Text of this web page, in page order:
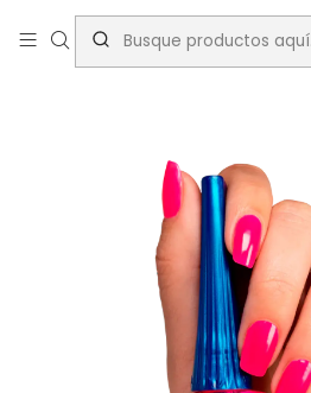
Inicio Insumos Manicure Esmaltes
ESMALTE MASGLO